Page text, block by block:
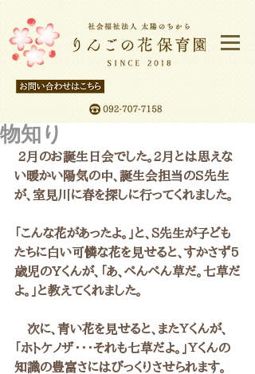
物知り
い暖かい陽気の中、誕生会担当のS先生
が、室見川に春を探しに行ってくれました。
「こんな花があったよ。」と、Ｓ先生が子ども
たちに白い可憐な花を見せると、すかさず5
歳児のYくんが、「あ、ぺんぺん草だ。七草だ
よ。」と教えてくれました。
次に、青い花を見せると、またＹくんが、
「ホトケノザ・・・それも七草だよ。」Ｙくんの
知識の豊富さにはびっくりさせられます。